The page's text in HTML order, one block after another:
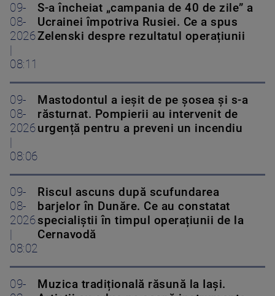
09-
08-
2026
|
08:11
S-a încheiat „campania de 40 de zile” a
Ucrainei împotriva Rusiei. Ce a spus
Zelenski despre rezultatul operațiunii
09-
08-
2026
|
08:06
Mastodontul a ieșit de pe șosea și s-a
răsturnat. Pompierii au intervenit de
urgență pentru a preveni un incendiu
09-
08-
2026
|
08:02
Riscul ascuns după scufundarea
barjelor în Dunăre. Ce au constatat
specialiștii în timpul operațiunii de la
Cernavodă
09-
Muzica tradițională răsună la Iași.